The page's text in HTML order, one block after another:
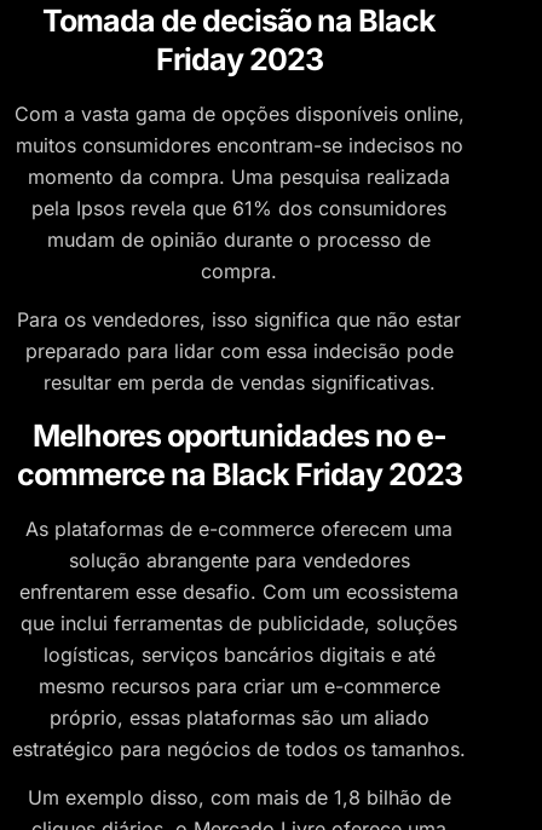
Tomada de decisão na Black
Friday 2023
Com a vasta gama de opções disponíveis online,
muitos consumidores encontram-se indecisos no
momento da compra. Uma pesquisa realizada
pela Ipsos revela que 61% dos consumidores
mudam de opinião durante o processo de
compra.
Para os vendedores, isso significa que não estar
preparado para lidar com essa indecisão pode
resultar em perda de vendas significativas.
Melhores oportunidades no e-
commerce na Black Friday 2023
As plataformas de e-commerce oferecem uma
solução abrangente para vendedores
enfrentarem esse desafio. Com um ecossistema
que inclui ferramentas de publicidade, soluções
logísticas, serviços bancários digitais e até
mesmo recursos para criar um e-commerce
próprio, essas plataformas são um aliado
estratégico para negócios de todos os tamanhos.
Um exemplo disso, com mais de 1,8 bilhão de